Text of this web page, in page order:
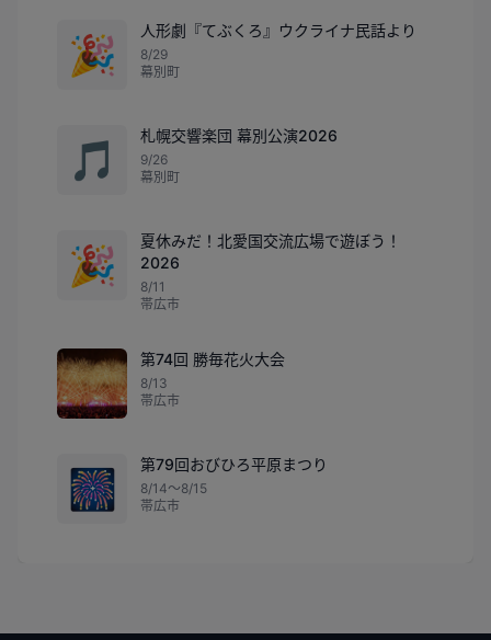
🎉
人形劇『てぶくろ』ウクライナ民話より
8/29
幕別町
🎵
札幌交響楽団 幕別公演2026
9/26
幕別町
🎉
夏休みだ！北愛国交流広場で遊ぼう！
2026
8/11
帯広市
第74回 勝毎花火大会
8/13
帯広市
🎆
第79回おびひろ平原まつり
8/14〜8/15
帯広市